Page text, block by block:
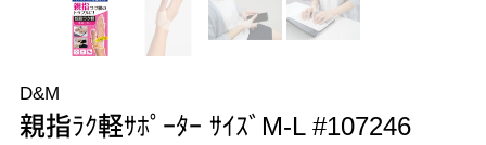
D&M
親指ﾗｸ軽ｻﾎﾟｰﾀｰ ｻｲｽﾞM-L #107246